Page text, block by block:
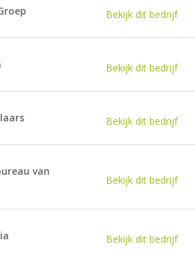
Bekijk dit bedrijf
Bekijk dit bedrijf
Bekijk dit bedrijf
van
Bekijk dit bedrijf
Bekijk dit bedrijf